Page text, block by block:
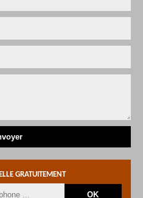
GRATUITEMENT